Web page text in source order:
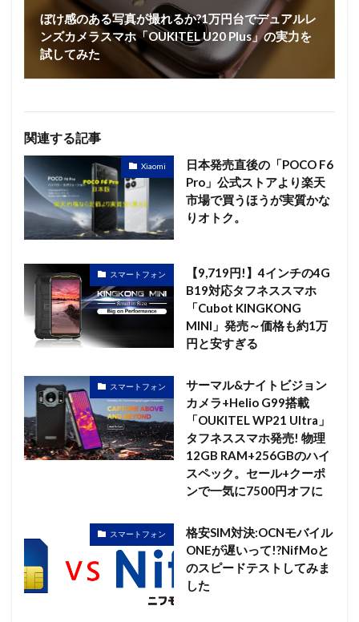
ぼけ感のある写真が撮れるか?1万円台でデュアルレ
ンズカメラスマホ「OUKITEL U20 Plus」の実力を
試してみた
関連する記事
Xiaomi
日本発売直後の「POCO F6
Pro」公式ストアより楽天
市場で買うほうが実質かな
りオトク。
スマートフォン
【9,719円!】4インチの4G
B19対応タフネススマホ
「Cubot KINGKONG
MINI」発売～価格も約1万
円と安すぎる
スマートフォン
サーマル&ナイトビジョン
カメラ+Helio G99搭載
「OUKITEL WP21 Ultra」
タフネススマホ発売! 物理
12GB RAM+256GBのハイ
スペック。セール+クーポ
ンで一気に7500円オフに
スマートフォン
格安SIM対決:OCNモバイル
ONEが遅いって!?NifMoと
のスピードテストしてみま
した